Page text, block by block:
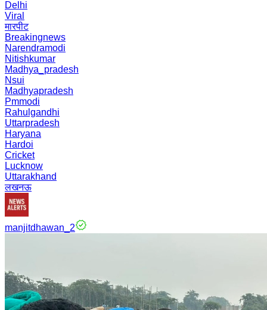
Delhi
Viral
मारपीट
Breakingnews
Narendramodi
Nitishkumar
Madhya_pradesh
Nsui
Madhyapradesh
Pmmodi
Rahulgandhi
Uttarpradesh
Haryana
Hardoi
Cricket
Lucknow
Uttarakhand
लखनऊ
manjitdhawan_2